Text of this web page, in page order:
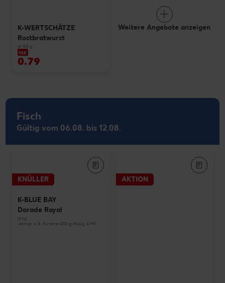
K-WERTSCHÄTZE
Rostbratwurst
je 100 g
nur
0.79
Weitere Angebote anzeigen
Fisch
Gültig vom 06.08. bis 12.08.
KNÜLLER
K-BLUE BAY
Dorade Royal
je kg
(entspr. z. B. für eine 450-g-Packg. 4.99)
AKTION